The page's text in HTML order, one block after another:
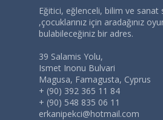
Eğitici, eğlenceli, bilim ve sanat
,çocuklarınız için aradağınız
bulabileceğiniz bir adres.
39 Salamis Yolu,
Ismet Inonu Bulvari
Magusa, Famagusta, Cyprus
+ (90) 392 365 11 84
+ (90) 548 835 06 11
erkanipekci@hotmail.com